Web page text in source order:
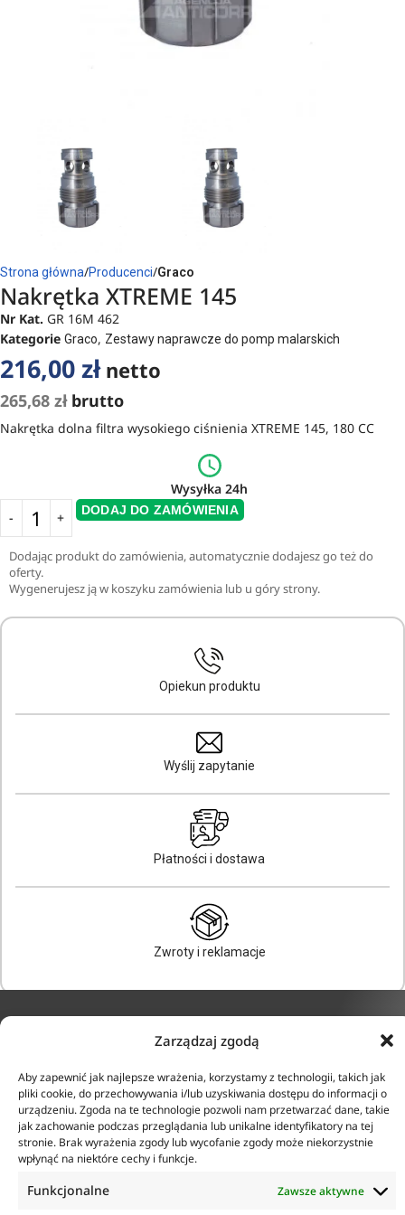
Zarządzaj zgodą
Aby zapewnić jak najlepsze wrażenia, korzystamy z technologii, takich jak
pliki cookie, do przechowywania i/lub uzyskiwania dostępu do informacji o
urządzeniu. Zgoda na te technologie pozwoli nam przetwarzać dane, takie
jak zachowanie podczas przeglądania lub unikalne identyfikatory na tej
stronie. Brak wyrażenia zgody lub wycofanie zgody może niekorzystnie
wpłynąć na niektóre cechy i funkcje.
Funkcjonalne Zawsze aktywne
Strona główna Producenci Graco
Nakrętka XTREME 145
Nr Kat. GR 16M 462
Kategorie Graco, Zestawy naprawcze do pomp malarskich
216,00złnetto
265,68 złbrutto
Nakrętka dolna filtra wysokiego ciśnienia XTREME 145, 180 CC
Wysyłka 24h
DODAJ DO ZAMÓWIENIA
Dodając produkt do zamówienia, automatycznie dodajesz go też do
oferty.
Wygenerujesz ją w koszyku zamówienia lub u góry strony.
Opiekun produktu
Wyślij zapytanie
Płatności i dostawa
Zwroty i reklamacje
ul. Tarcice 11, 80-718
Gdańsk
+48 58 342 24 15
Biuro czynne w godzinach
8:00-16:00
O firmie
Regulamin
Polityka prywatności
Płatność i dostawa